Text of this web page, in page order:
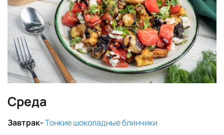
Среда
Завтрак-Тонкие шоколадные блинчики